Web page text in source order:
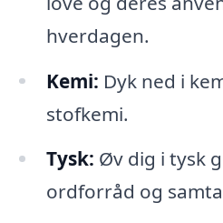
hverdagen.
Kemi: Dyk ned i
stofkemi.
Tysk: Øv dig i tysk
ordforråd og